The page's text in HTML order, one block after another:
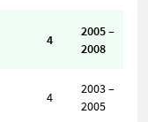
4
2005 –
2008
4
2003 –
2005